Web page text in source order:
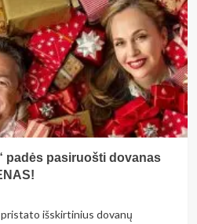
padės pasiruošti dovanas
išskirtinius dovanų